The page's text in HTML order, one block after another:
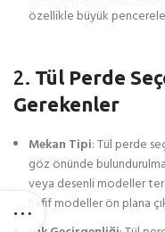
özellikle büyük
2. Tül Perde
Gerekenler
Mekan Tipi: Tül perde
göz önünde
veya desenli modeller
hafif modeller ön plana